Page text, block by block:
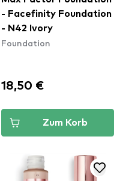
- Facefinity Foundation
- N42 Ivory
Foundation
18,50 €
Zum Korb